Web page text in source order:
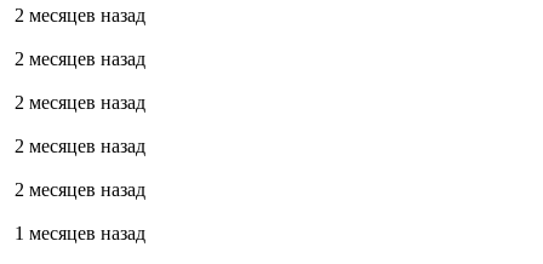
2 месяцев назад
2 месяцев назад
2 месяцев назад
2 месяцев назад
2 месяцев назад
1 месяцев назад